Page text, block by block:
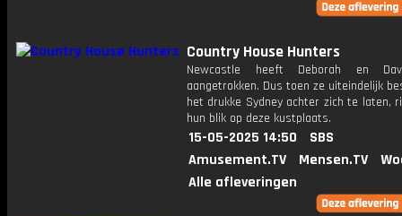
Country House Hunters
Newcastle heeft Deborah en
aangetrokken. Dus toen ze uiteindelijk
het drukke Sydney achter zich te laten,
hun blik op deze kustplaats.
15-05-2025 14:50
SBS
Amusement.TV
Mensen.TV
Alle afleveringen